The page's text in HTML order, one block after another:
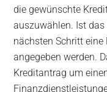
die gewünschte
auszuwählen. Ist
nächsten Schritt eine
angegeben werden.
Kreditantrag um